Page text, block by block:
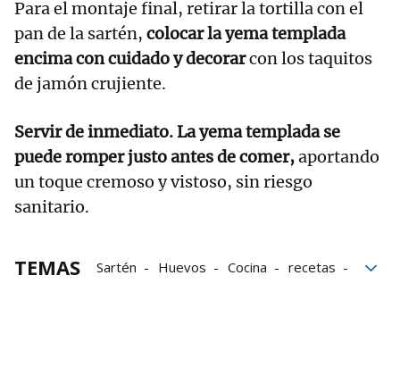
Para el montaje final, retirar la tortilla con el
pan de la sartén, colocar la yema templada
encima con cuidado y decorarcon los taquitos
de jamón crujiente.
Servir de inmediato. La yema templada se
puede romper justo antes de comer,aportando
un toque cremoso y vistoso, sin riesgo
sanitario.
TEMAS Sartén Huevos Cocina
recetas